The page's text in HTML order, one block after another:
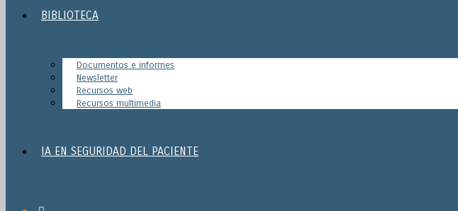
BIBLIOTECA
Documentos e informes
Newsletter
Recursos web
Recursos multimedia
IA EN SEGURIDAD DEL PACIENTE